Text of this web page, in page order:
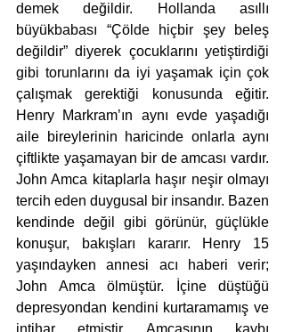
demek değildir. Hollanda asıllı
büyükbabası “Çölde hiçbir şey beleş
değildir” diyerek çocuklarını yetiştirdiği
gibi torunlarını da iyi yaşamak için çok
çalışmak gerektiği konusunda eğitir.
Henry Markram’ın aynı evde yaşadığı
aile bireylerinin haricinde onlarla aynı
çiftlikte yaşamayan bir de amcası vardır.
John Amca kitaplarla haşır neşir olmayı
tercih eden duygusal bir insandır. Bazen
kendinde değil gibi görünür, güçlükle
konuşur, bakışları kararır. Henry 15
yaşındayken annesi acı haberi verir;
John Amca ölmüştür. İçine düştüğü
depresyondan kendini kurtaramamış ve
intihar etmiştir. Amcasının kaybı